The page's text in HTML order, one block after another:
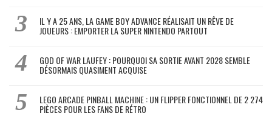
IL Y A 25 ANS, LA GAME BOY ADVANCE RÉALISAIT UN RÊVE DE
JOUEURS : EMPORTER LA SUPER NINTENDO PARTOUT
GOD OF WAR LAUFEY : POURQUOI SA SORTIE AVANT 2028 SEMBLE
DÉSORMAIS QUASIMENT ACQUISE
LEGO ARCADE PINBALL MACHINE : UN FLIPPER FONCTIONNEL DE 2 274
PIÈCES POUR LES FANS DE RÉTRO